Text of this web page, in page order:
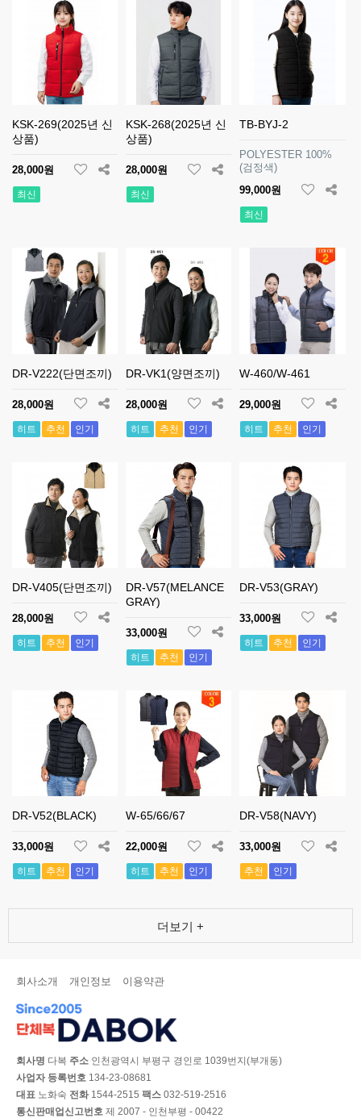
KSK-269(2025년 신
상품)
28,000원
최신
KSK-268(2025년 신
상품)
28,000원
최신
TB-BYJ-2
POLYESTER 100%
(검정색)
99,000원
최신
DR-V222(단면조끼)
28,000원
히트 추천 인기
DR-VK1(양면조끼)
28,000원
히트 추천 인기
W-460/W-461
29,000원
히트 추천 인기
DR-V405(단면조끼)
28,000원
히트 추천 인기
DR-V57(MELANCE
GRAY)
33,000원
히트 추천 인기
DR-V53(GRAY)
33,000원
히트 추천 인기
DR-V52(BLACK)
33,000원
히트 추천 인기
W-65/66/67
22,000원
히트 추천 인기
DR-V58(NAVY)
33,000원
추천 인기
더보기 +
회사소개 개인정보 이용약관
회사명 다복 주소 인천광역시 부평구 경인로 1039번지(부개동)
사업자 등록번호 134-23-08681
대표 노화숙 전화 1544-2515 팩스 032-519-2516
통신판매업신고번호 제 2007 - 인천부평 - 00422